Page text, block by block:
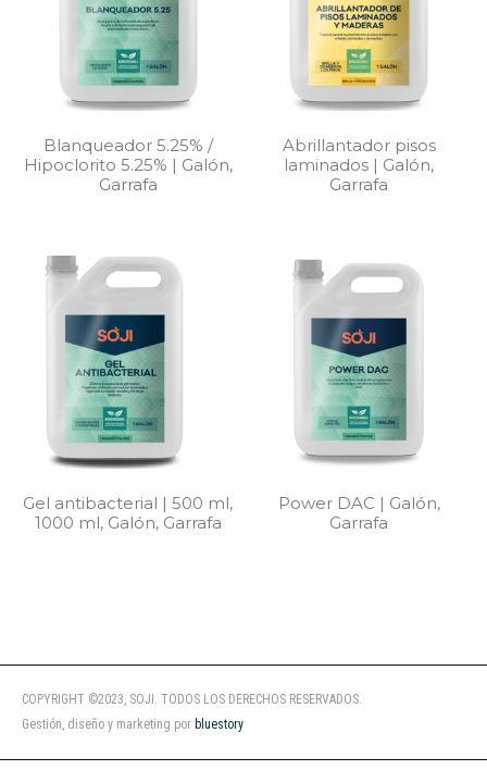
Blanqueador 5.25% /
Hipoclorito 5.25% | Galón,
Garrafa
Abrillantador pisos
laminados | Galón,
Garrafa
Gel antibacterial | 500 ml,
1000 ml, Galón, Garrafa
Power DAC | Galón,
Garrafa
COPYRIGHT ©2023, SOJI. TODOS LOS DERECHOS RESERVADOS.
Gestión, diseño y marketing por bluestory